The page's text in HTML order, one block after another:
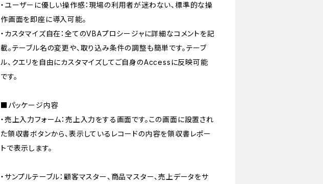
・ユーザーに優しい操作感：現場の利用者が迷わない、標準的な操
作画面を即座に導入可能。
・カスタマイズ自在：全てのVBAプロシージャに詳細なコメントを記
載。テーブル名の変更や、取り込み条件の調整も簡単です。テーブ
ル、クエリを自由にカスタマイズしてご自身のAccessに反映可能
です。
■パッケージ内容
・売上入力フォーム：売上入力をする画面です。この画面に設置され
た領収書ボタンから、表示しているレコードの内容を領収書レポー
トで表示します。
・サンプルテーブル：顧客マスター、商品マスター、売上データをサ